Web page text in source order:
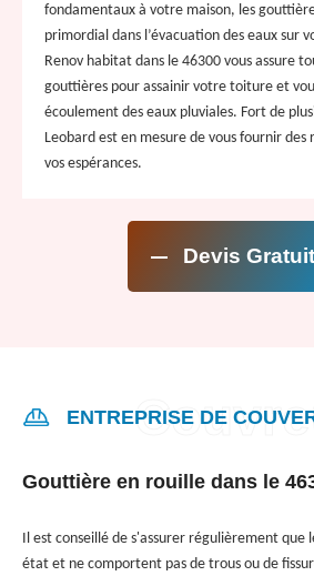
fondamentaux à votre maison, les
primordial dans l’évacuation des eaux sur
Renov habitat dans le 46300 vous assure
gouttières pour assainir votre toiture et
écoulement des eaux pluviales. Fort de
Leobard est en mesure de vous fournir des
vos espérances.
Devis Gratuit
ENTREPRISE DE
Gouttière en rouille dans le
Il est conseillé de s'assurer régulièrement que
état et ne comportent pas de trous ou de